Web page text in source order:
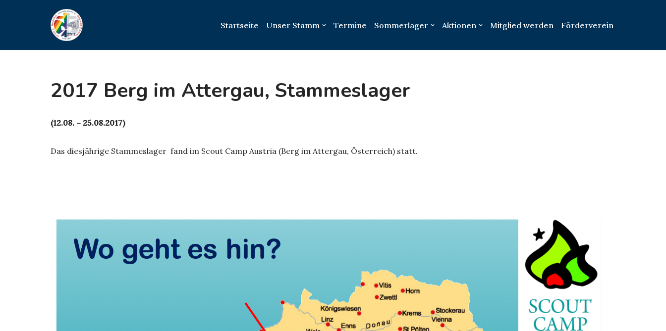
Startseite Unser Stamm Termine Sommerlager Aktionen Mitglied werden Förderverein
2017 Berg im Attergau, Stammeslager
(12.08. – 25.08.2017)
Das diesjährige Stammeslager fand im Scout Camp Austria (Berg im Attergau, Österreich) statt.